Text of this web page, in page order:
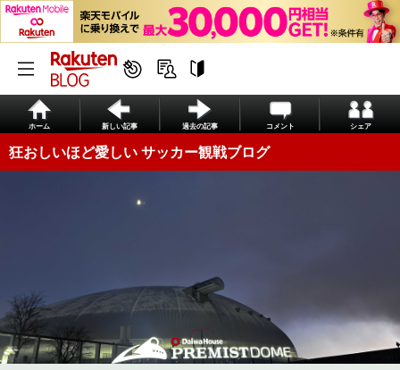
ホーム 新しい記事 過去の記事 コメント シェア
狂おしいほど愛しい サッカー観戦ブログ